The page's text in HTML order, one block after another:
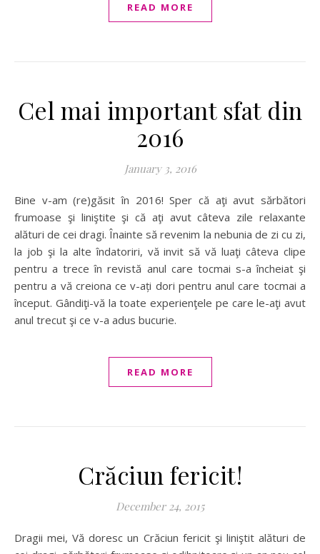
READ MORE
Cel mai important sfat din
2016
January 3, 2016
Bine v-am (re)găsit în 2016! Sper că aţi avut sărbători
frumoase şi liniştite şi că aţi avut câteva zile relaxante
alături de cei dragi. Înainte să revenim la nebunia de zi cu zi,
la job şi la alte îndatoriri, vă invit să vă luaţi câteva clipe
pentru a trece în revistă anul care tocmai s-a încheiat şi
pentru a vă creiona ce v-ați dori pentru anul care tocmai a
început. Gândiţi-vă la toate experienţele pe care le-aţi avut
anul trecut şi ce v-a adus bucurie.
READ MORE
Crăciun fericit!
December 24, 2015
Dragii mei, Vă doresc un Crăciun fericit şi liniştit alături de